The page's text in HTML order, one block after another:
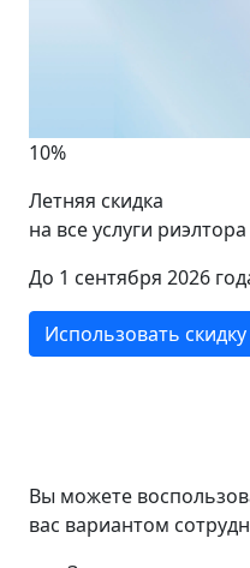
10%
Летняя скидка
на все услуги риэлтора
До 1 сентября 2026
Использовать скидку
Вы можете
вас вариантом